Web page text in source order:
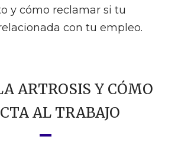
y cómo reclamar si tu
con tu empleo.
ARTROSIS Y CÓMO
AL TRABAJO